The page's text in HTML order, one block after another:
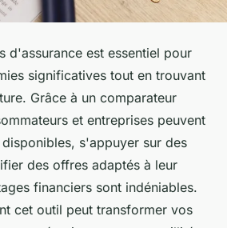
d'assurance est essentiel pour
significatives tout en trouvant
Grâce à un comparateur
et entreprises peuvent
s'appuyer sur des
des offres adaptés à leur
financiers sont indéniables.
cet outil peut transformer vos